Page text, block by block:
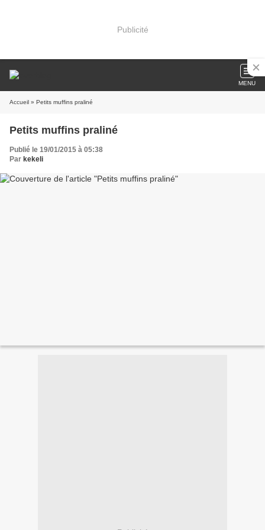
Publicité
MENU
Accueil » Petits muffins praliné
Petits muffins praliné
Publié le 19/01/2015 à 05:38
Par kekeli